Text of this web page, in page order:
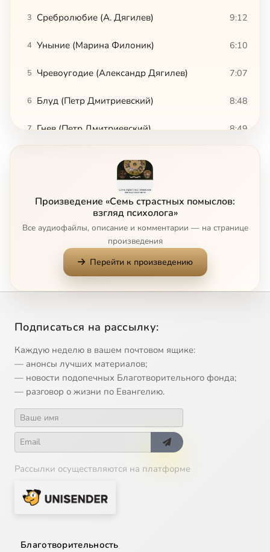
3 Сребролюбие (А. Дягилев) 9:12
4 Уныние (Марина Филоник) 6:10
5 Чревоугодие (Александр Дягилев) 7:07
6 Блуд (Петр Дмитриевский) 8:48
7 Гнев (Петр Дмитриевский) 8:49
Произведение «Семь страстных помыслов:
взгляд психолога»
Все аудиофайлы, описание и комментарии — на странице
произведения
Перейти к произведению
Подписаться на рассылку:
Каждую неделю в вашем почтовом ящике:
— анонсы лучших материалов;
— новости подопечных Благотворительного фонда;
— разговор о жизни по Евангелию.
Рассылки осуществляются на платформе
Благотворительность